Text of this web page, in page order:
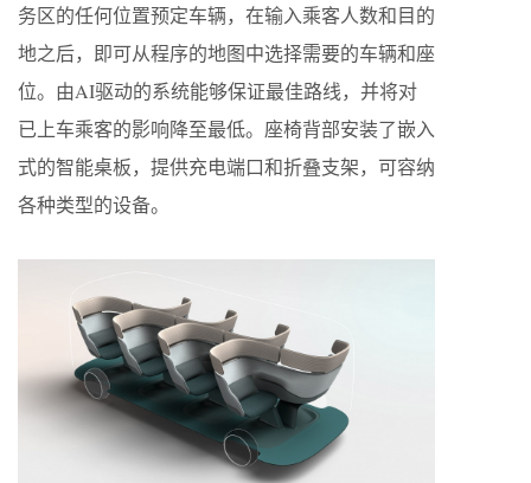
务区的任何位置预定车辆，在输入乘客人数和目的
地之后，即可从程序的地图中选择需要的车辆和座
位。由AI驱动的系统能够保证最佳路线，并将对
已上车乘客的影响降至最低。座椅背部安装了嵌入
式的智能桌板，提供充电端口和折叠支架，可容纳
各种类型的设备。